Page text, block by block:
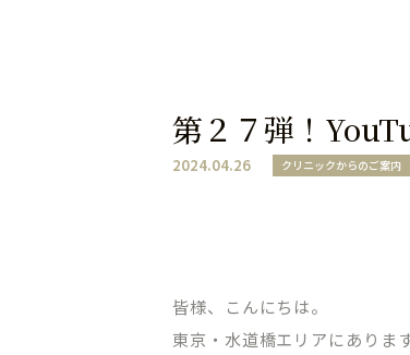
第２７弾！
2024.04.26 クリニックからのご案内
皆様、こんにちは。
東京・水道橋エリアにありま